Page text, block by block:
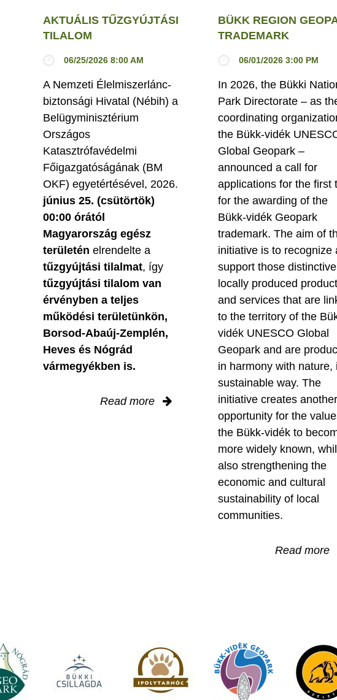
AKTUÁLIS TŰZGYÚJTÁSI
TILALOM
06/25/2026 8:00 AM
A Nemzeti Élelmiszerlánc-
biztonsági Hivatal (Nébih) a
Belügyminisztérium
Országos
Katasztrófavédelmi
Főigazgatóságának (BM
OKF) egyetértésével, 2026.
június 25. (csütörtök)
00:00 órától
Magyarország egész
területén elrendelte a
tűzgyújtási tilalmat, így
tűzgyújtási tilalom van
érvényben a teljes
működési területünkön,
Borsod-Abaúj-Zemplén,
Heves és Nógrád
vármegyékben is.
Read more
BÜKK REGION
TRADEMARK
06/01/2026 3:00 PM
In 2026, the Bükki
Park Directorate – as
coordinating
the Bükk-vidék
Global Geopark –
announced a call for
applications for the first
for the awarding of the
Bükk-vidék Geopark
trademark. The aim of
initiative is to recognize
support those
locally produced
and services that are
to the territory of the
vidék UNESCO Global
Geopark and are
in harmony with nature,
sustainable way. The
initiative creates another
opportunity for the
the Bükk-vidék to
more widely known,
also strengthening the
economic and cultural
sustainability of local
communities.
Read more